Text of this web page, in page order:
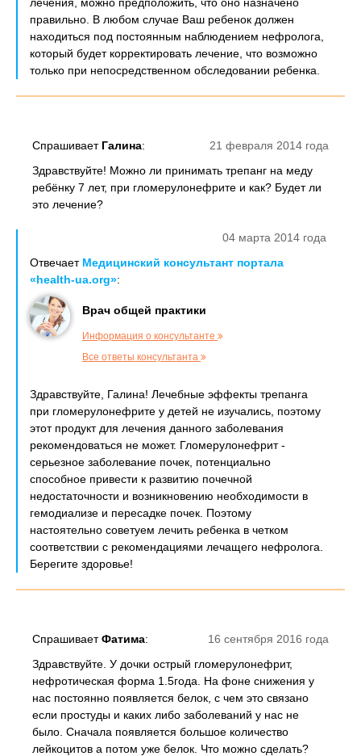
правильно. В любом случае Ваш ребенок должен
находиться под постоянным наблюдением нефролога,
который будет корректировать лечение, что возможно
только при непосредственном обследовании ребенка.
21 февраля 2014 года
Спрашивает Галина:
Здравствуйте! Можно ли принимать трепанг на меду
ребёнку 7 лет, при гломерулонефрите и как? Будет ли
это лечение?
04 марта 2014 года
Отвечает Медицинский консультант портала
«health-ua.org»:
Врач общей практики
Информация о консультанте
Все ответы консультанта
Здравствуйте, Галина! Лечебные эффекты трепанга
при гломерулонефрите у детей не изучались, поэтому
этот продукт для лечения данного заболевания
рекомендоваться не может. Гломерулонефрит -
серьезное заболевание почек, потенциально
способное привести к развитию почечной
недостаточности и возникновению необходимости в
гемодиализе и пересадке почек. Поэтому
настоятельно советуем лечить ребенка в четком
соответствии с рекомендациями лечащего нефролога.
Берегите здоровье!
16 сентября 2016 года
СпрашиваетФатима:
Здравствуйте. У дочки острый гломерулонефрит,
нефротическая форма 1.5года. На фоне снижения у
нас постоянно появляется белок, с чем это связано
если простуды и каких либо заболеваний у нас не
было. Сначала появляется большое количество
лейкоцитов а потом уже белок. Что можно сделать?